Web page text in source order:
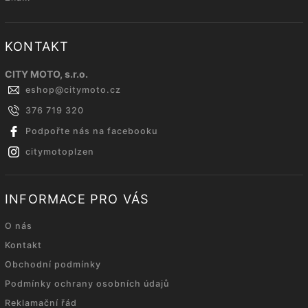
KONTAKT
CITY MOTO, s.r.o.
eshop@citymoto.cz
376 719 320
Podpořte nás na facebooku
citymotoplzen
INFORMACE PRO VÁS
O nás
Kontakt
Obchodní podmínky
Podmínky ochrany osobních údajů
Reklamační řád